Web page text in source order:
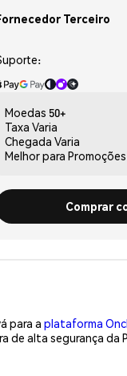
Terceiro
Moedas 50+
Taxa Varia
Chegada Varia
Melhor para
Comprar
para a plataforma
alta segurança da